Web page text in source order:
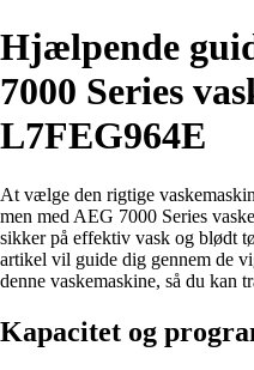
Hjælpende
7000 Series
L7FEG964E
At vælge den rigtige
men med AEG 7000 Series
sikker på effektiv vask og blødt
artikel vil guide dig gennem de
denne vaskemaskine, så du kan
Kapacitet og